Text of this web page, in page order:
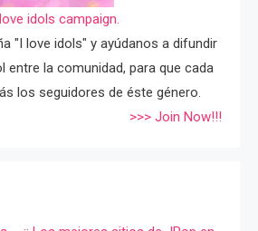
idols campaign.
"I love idols" y ayúdanos a difundir
entre la comunidad, para que cada
los seguidores de éste género.
>>> Join Now!!!